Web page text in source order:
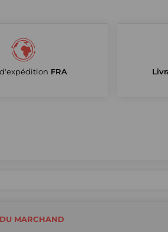
d'expédition FRA
MARCHAND